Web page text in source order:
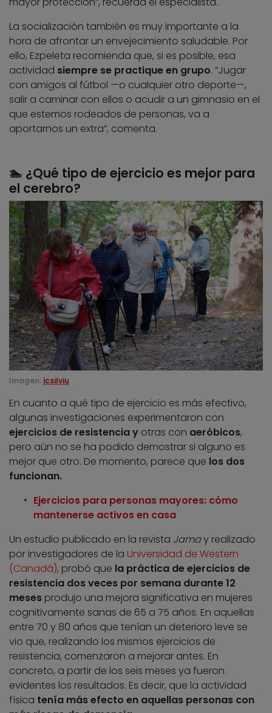
La socialización también es muy importante a la
hora de afrontar un envejecimiento saludable. Por
ello, Ezpeleta recomienda que, si es posible, esa
actividad siempre se practique en grupo. “Jugar
con amigos al fútbol —o cualquier otro deporte—,
salir a caminar con ellos o acudir a un gimnasio en el
que estemos rodeados de personas, va a
aportarnos un extra”, comenta.
🏊 ¿Qué tipo de ejercicio es mejor para
el cerebro?
Imagen: icsilviu
En cuanto a qué tipo de ejercicio es más efectivo,
algunas investigaciones experimentaron con
ejercicios de resistencia y otras con aeróbicos,
pero aún no se ha podido demostrar si alguno es
mejor que otro. De momento, parece que los dos
funcionan.
Ejercicios para personas mayores: cómo
mantenerse activos en casa
Un estudio publicado en la revista Jamay realizado
por investigadores de la Universidad de Western
(Canadá), probó que la práctica deejercicios de
resistencia dos veces por semana durante 12
meses produjo una mejora significativa en mujeres
cognitivamente sanas de 65 a 75 años. En aquellas
entre 70 y 80 años que tenían un deterioro leve se
vio que, realizando los mismos ejercicios de
resistencia, comenzaron a mejorar antes. En
concreto, a partir de los seis meses ya fueron
evidentes los resultados. Es decir, que la actividad
física tenía más efecto en aquellas personas con